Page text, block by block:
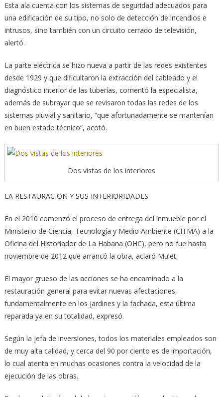
Esta ala cuenta con los sistemas de seguridad adecuados para
una edificación de su tipo, no solo de detección de incendios e
intrusos, sino también con un circuito cerrado de televisión,
alertó.
La parte eléctrica se hizo nueva a partir de las redes existentes
desde 1929 y que dificultaron la extracción del cableado y el
diagnóstico interior de las tuberías, comentó la especialista,
además de subrayar que se revisaron todas las redes de los
sistemas pluvial y sanitario, “que afortunadamente se mantenían
en buen estado técnico”, acotó.
Dos vistas de los interiores
LA RESTAURACION Y SUS INTERIORIDADES
En el 2010 comenzó el proceso de entrega del inmueble por el
Ministerio de Ciencia, Tecnología y Medio Ambiente (CITMA) a la
Oficina del Historiador de La Habana (OHC), pero no fue hasta
noviembre de 2012 que arrancó la obra, aclaró Mulet.
El mayor grueso de las acciones se ha encaminado a la
restauración general para evitar nuevas afectaciones,
fundamentalmente en los jardines y la fachada, esta última
reparada ya en su totalidad, expresó.
Según la jefa de inversiones, todos los materiales empleados son
de muy alta calidad, y cerca del 90 por ciento es de importación,
lo cual atenta en muchas ocasiones contra la velocidad de la
ejecución de las obras.